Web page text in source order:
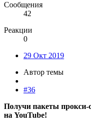
Сообщения
42
Реакции
0
29 Окт 2019
Автор темы
#36
Получи пакеты прокси-
на YouTube!